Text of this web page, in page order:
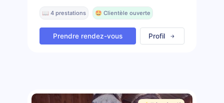
📖 4 prestations 🤩 Clientèle ouverte
Prendre rendez-vous Profil